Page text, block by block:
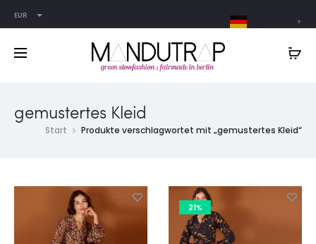
EUR
gemustertes Kleid
Start Produkte verschlagwortet mit „gemustertes Kleid“
21%
▼